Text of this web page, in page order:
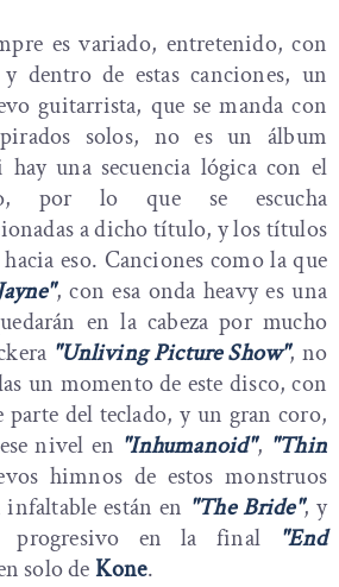
es variado, entretenido, con
y dentro de estas canciones, un
guitarrista, que se manda con
solos, no es un álbum
hay una secuencia lógica con el
por lo que se escucha
a dicho título, y los títulos
eso. Canciones como la que
, con esa onda heavy es una
en la cabeza por mucho
"Unliving Picture Show", no
un momento de este disco, con
parte del teclado, y un gran coro,
nivel en "Inhumanoid", "Thin
himnos de estos monstruos
están en "The Bride", y
progresivo en la final
"End
solo deKone.